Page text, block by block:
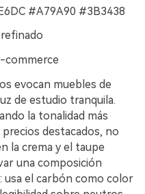
#A79A90 #3B3438
commerce
evocan muebles de
de estudio tranquila.
la tonalidad más
destacados, no
la crema y el taupe
una composición
usa el carbón como color